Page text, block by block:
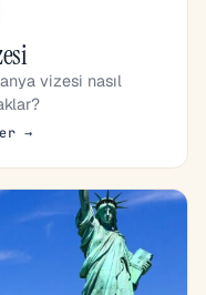
vizesi nasıl
→